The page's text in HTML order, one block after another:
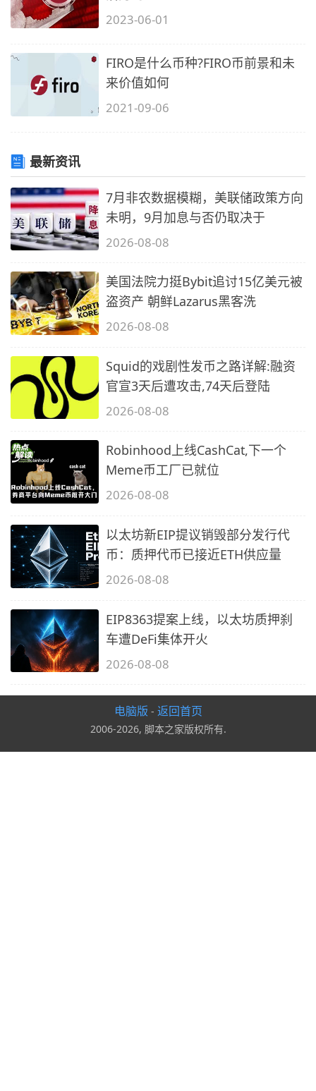
2023-06-01
FIRO是什么币种?FIRO币前景和未
来价值如何
2021-09-06
最新资讯
7月非农数据模糊，美联储政策方向
未明，9月加息与否仍取决于
2026-08-08
美国法院力挺Bybit追讨15亿美元被
盗资产 朝鲜Lazarus黑客洗
2026-08-08
Squid的戏剧性发币之路详解:融资
官宣3天后遭攻击,74天后登陆
2026-08-08
Robinhood上线CashCat,下一个
Meme币工厂已就位
2026-08-08
以太坊新EIP提议销毁部分发行代
币：质押代币已接近ETH供应量
2026-08-08
EIP8363提案上线，以太坊质押刹
车遭DeFi集体开火
2026-08-08
电脑版 - 返回首页
2006-2026, 脚本之家版权所有.